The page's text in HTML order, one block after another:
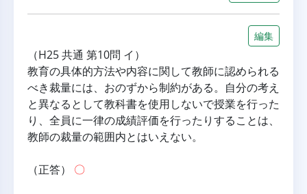
編集
（H25 共通 第10問 イ）
教育の具体的方法や内容に関して教師に認められる
べき裁量には、おのずから制約がある。自分の考え
と異なるとして教科書を使用しないで授業を行った
り、全員に一律の成績評価を行ったりすることは、
教師の裁量の範囲内とはいえない。
（正答） 〇